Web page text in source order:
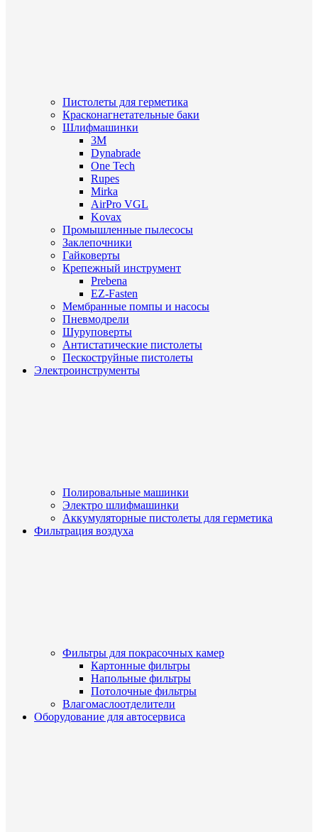
Пистолеты для герметика
Красконагнетательные баки
Шлифмашинки
3M
Dynabrade
One Tech
Rupes
Mirka
AirPro VGL
Kovax
Промышленные пылесосы
Заклепочники
Гайковерты
Крепежный инструмент
Prebena
EZ-Fasten
Мембранные помпы и насосы
Пневмодрели
Шуруповерты
Антистатические пистолеты
Пескоструйные пистолеты
Электроинструменты
Полировальные машинки
Электро шлифмашинки
Аккумуляторные пистолеты для герметика
Фильтрация воздуха
Фильтры для покрасочных камер
Картонные фильтры
Напольные фильтры
Потолочные фильтры
Влагомаслоотделители
Оборудование для автосервиса